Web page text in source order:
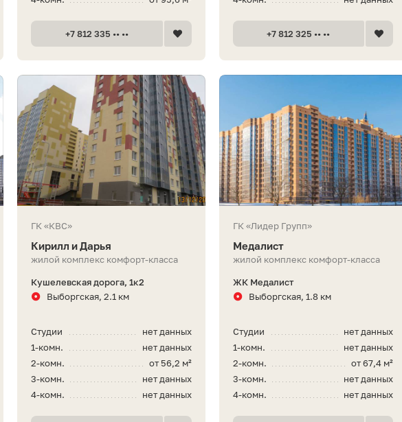
+7 812 335 •• •• +7 812 325 •• ••
ГК «КВС»
Кирилл и Дарья
жилой комплекс комфорт-класса
Кушелевская дорога, 1к2
Выборгская, 2.1 км
нет данных
Студии
нет данных
1-комн.
от 56,2 м²
2-комн.
нет данных
3-комн.
нет данных
4-комн.
ГК «Лидер Групп»
Медалист
жилой комплекс комфорт-класса
ЖК Медалист
Выборгская, 1.8 км
нет данных
Студии
нет данных
1-комн.
от 67,4 м²
2-комн.
нет данных
3-комн.
нет данных
4-комн.